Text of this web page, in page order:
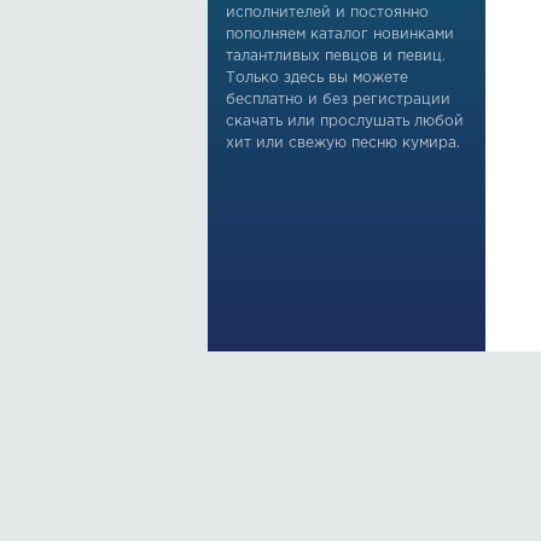
исполнителей и постоянно
пополняем каталог новинками
талантливых певцов и певиц.
Только здесь вы можете
бесплатно и без регистрации
скачать или прослушать любой
хит или свежую песню кумира.